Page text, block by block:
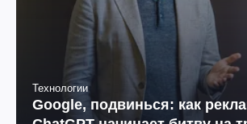
Технологии
Google, подвинься: как